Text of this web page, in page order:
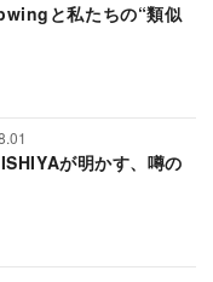
と私たちの“類似
が明かす、噂の